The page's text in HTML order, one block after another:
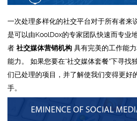
一次处理多样化的社交平台对于所有者来
是可以由KoolDox的专家团队快速而专业
者 社交媒体营销机构 具有完美的工作能
能力。 如果您要在“社交媒体套餐”下寻找
们已处理的项目，并了解使我们变得更好
手。